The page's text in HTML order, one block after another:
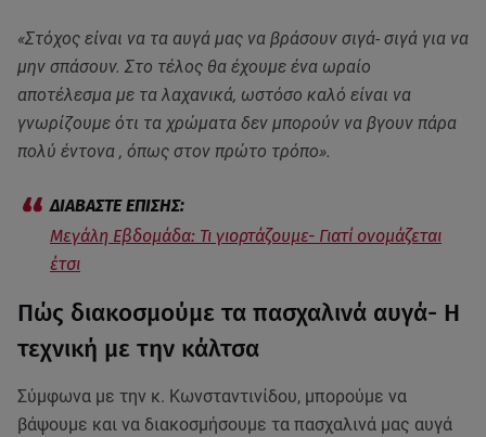
«Στόχος είναι να τα αυγά μας να βράσουν σιγά- σιγά για να
μην σπάσουν. Στο τέλος θα έχουμε ένα ωραίο
αποτέλεσμα με τα λαχανικά, ωστόσο καλό είναι να
γνωρίζουμε ότι τα χρώματα δεν μπορούν να βγουν πάρα
πολύ έντονα , όπως στον πρώτο τρόπο».
Μεγάλη Εβδομάδα: Τι γιορτάζουμε- Γιατί ονομάζεται
έτσι
Πώς διακοσμούμε τα πασχαλινά αυγά- Η
τεχνική με την κάλτσα
Σύμφωνα με την κ. Κωνσταντινίδου, μπορούμε να
βάψουμε και να διακοσμήσουμε τα πασχαλινά μας αυγά